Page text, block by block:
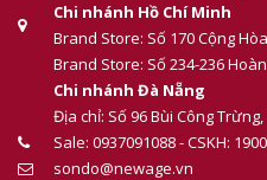
Chi nhánh Hồ Chí Minh
Brand Store: Số 170 Cộng
Brand Store: Số 234-236
Chi nhánh Đà Nẵng
Địa chỉ: Số 96 Bùi Công
Sale: 0937091088 - CSKH:
sondo@newage.vn